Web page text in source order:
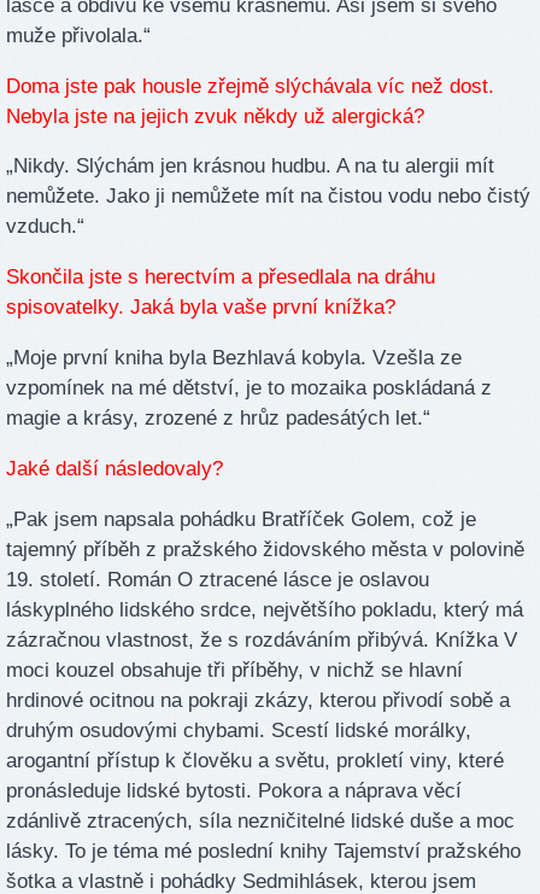
lásce a obdivu ke všemu krásnému. Asi jsem si svého
muže přivolala.“
Doma jste pak housle zřejmě slýchávala víc než dost.
Nebyla jste na jejich zvuk někdy už alergická?
„Nikdy. Slýchám jen krásnou hudbu. A na tu alergii mít
nemůžete. Jako ji nemůžete mít na čistou vodu nebo čistý
vzduch.“
Skončila jste s herectvím a přesedlala na dráhu
spisovatelky. Jaká byla vaše první knížka?
„Moje první kniha byla Bezhlavá kobyla. Vzešla ze
vzpomínek na mé dětství, je to mozaika poskládaná z
magie a krásy, zrozené z hrůz padesátých let.“
Jaké další následovaly?
„Pak jsem napsala pohádku Bratříček Golem, což je
tajemný příběh z pražského židovského města v polovině
19. století. Román O ztracené lásce je oslavou
láskyplného lidského srdce, největšího pokladu, který má
zázračnou vlastnost, že s rozdáváním přibývá. Knížka V
moci kouzel obsahuje tři příběhy, v nichž se hlavní
hrdinové ocitnou na pokraji zkázy, kterou přivodí sobě a
druhým osudovými chybami. Scestí lidské morálky,
arogantní přístup k člověku a světu, prokletí viny, které
pronásleduje lidské bytosti. Pokora a náprava věcí
zdánlivě ztracených, síla nezničitelné lidské duše a moc
lásky. To je téma mé poslední knihy Tajemství pražského
šotka a vlastně i pohádky Sedmihlásek, kterou jsem